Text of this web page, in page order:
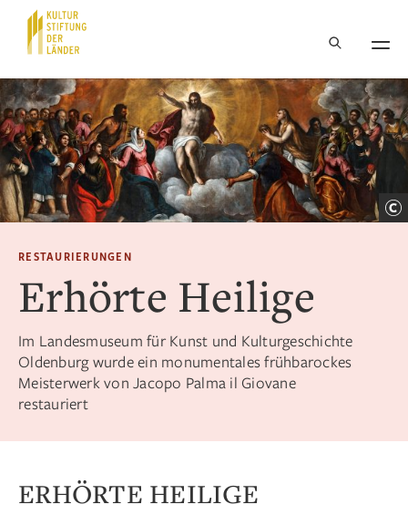
Hauptnavigation
RESTAURIERUNGEN
Erhörte Heilige
Im Landesmuseum für Kunst und Kulturgeschichte
Oldenburg wurde ein monumentales frühbarockes
Meisterwerk von Jacopo Palma il Giovane
restauriert
ERHÖRTE HEILIGE